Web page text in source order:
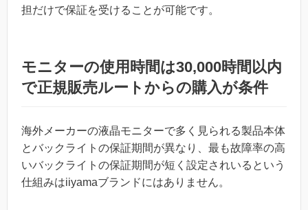
担だけで保証を受けることが可能です。
モニターの使用時間は30,000時間以内
で正規販売ルートからの購入が条件
海外メーカーの液晶モニターで多く見られる製品本体
とバックライトの保証期間が異なり、最も故障率の高
いバックライトの保証期間が短く設定されいるという
仕組みはiiyamaブランドにはありません。